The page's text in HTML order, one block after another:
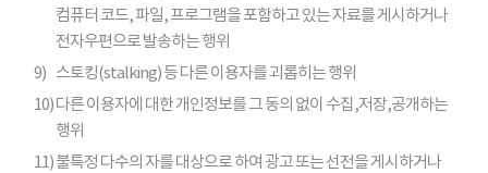
컴퓨터 코드, 파일, 프로그램을 포함하고 있는 자료를 게시하거나
전자우편으로 발송하는 행위
9) 스토킹(stalking) 등 다른 이용자를 괴롭히는 행위
10)다른 이용자에 대한 개인정보를 그 동의 없이 수집,저장,공개하는
행위
11)불특정 다수의 자를 대상으로 하여 광고 또는 선전을 게시하거나